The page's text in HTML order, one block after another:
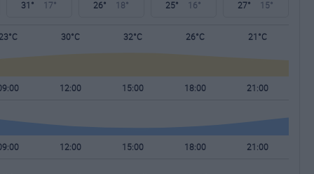
31° 17° 26° 18° 25° 16° 27° 15°
23°C 30°C 32°C 26°C 21°C
12:00 15:00 18:00 21:00
12:00 15:00 18:00 21:00